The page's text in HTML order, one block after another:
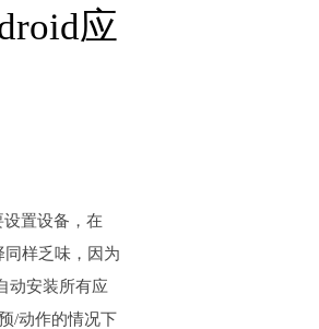
应
置设备，在
同样乏味，因为
动安装所有应
/动作的情况下